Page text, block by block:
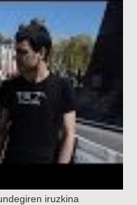
iruzkina